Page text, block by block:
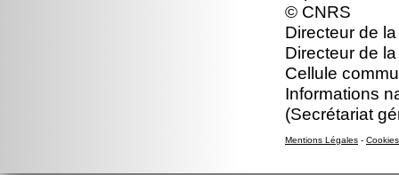
© CNRS
Directeur de
Directeur de
Cellule
Informations
(Secrétariat
Mentions Légales - Cookies